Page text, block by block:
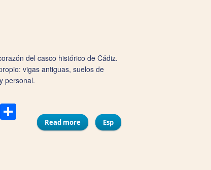
del casco histórico de Cádiz.
vigas antiguas, suelos de
personal.
Compartir
Read more about Hotel Boutique Casa Cánovas
Esp